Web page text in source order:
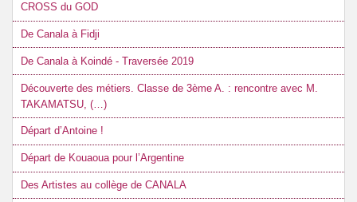
CROSS du GOD
De Canala à Fidji
De Canala à Koindé - Traversée 2019
Découverte des métiers. Classe de 3ème A. : rencontre avec M.
TAKAMATSU, (…)
Départ d’Antoine !
Départ de Kouaoua pour l’Argentine
Des Artistes au collège de CANALA